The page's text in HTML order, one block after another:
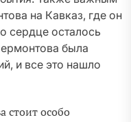
на Кавказ, где он
сердце осталось
была
и все это нашло
стоит особо